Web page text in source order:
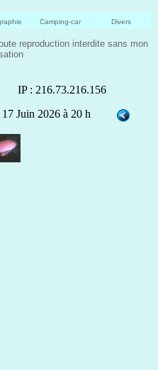
Camping-car Divers
reproduction interdite sans mon
: 216.73.216.156
Juin 2026 à 20 h